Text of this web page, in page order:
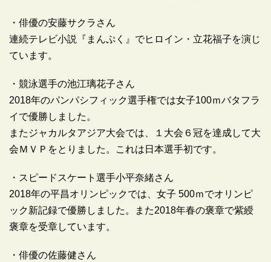
・俳優の安藤サクラさん
連続テレビ小説『まんぷく』でヒロイン・立花福子を演じ
ています。
・競泳選手の池江璃花子さん
2018年のパンパシフィック選手権では女子100ｍバタフラ
イで優勝しました。
またジャカルタアジア大会では、１大会６冠を達成して大
会ＭＶＰをとりました。これは日本選手初です。
・スピードスケート選手小平奈緒さん
2018年の平昌オリンピックでは、女子 500ｍでオリンピ
ック新記録で優勝しました。また2018年春の褒章で紫綬
褒章を受章しています。
・俳優の佐藤健さん